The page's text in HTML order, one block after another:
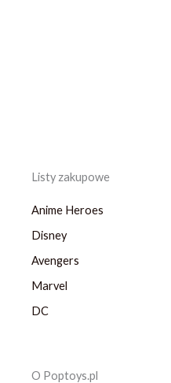
Listy zakupowe
Anime Heroes
Disney
Avengers
Marvel
DC
O Poptoys.pl